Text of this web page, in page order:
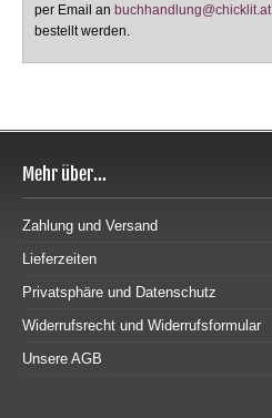
per Email an buchhandlung@chicklit.at
bestellt werden.
Mehr über...
Zahlung und Versand
Lieferzeiten
Privatsphäre und Datenschutz
Widerrufsrecht und Widerrufsformular
Unsere AGB